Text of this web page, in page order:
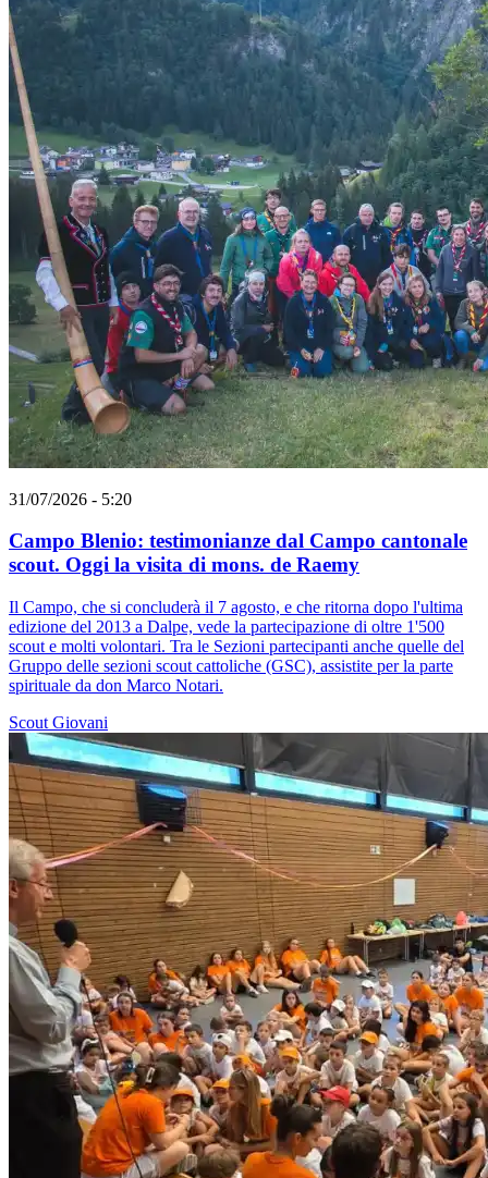
31/07/2026 - 5:20
Campo Blenio: testimonianze dal Campo cantonale
scout. Oggi la visita di mons. de Raemy
Il Campo, che si concluderà il 7 agosto, e che ritorna dopo l'ultima
edizione del 2013 a Dalpe, vede la partecipazione di oltre 1'500
scout e molti volontari. Tra le Sezioni partecipanti anche quelle del
Gruppo delle sezioni scout cattoliche (GSC), assistite per la parte
spirituale da don Marco Notari.
Scout Giovani